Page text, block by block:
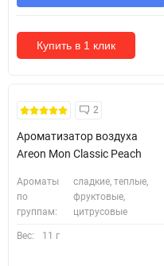
Купить в 1 клик
2
Ароматизатор воздуха
Areon Mon Classic Peach
Ароматы
по
группам:
сладкие, теплые,
фруктовые,
цитрусовые
Вес: 11 г